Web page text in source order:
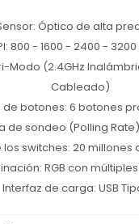
Óptico de alta
800 - 1600 - 2400 - 3200
Modo (2.4GHz
Cableado)
de botones: 6 botones
de sondeo (Polling
los switches: 20 millones
RGB con
Interfaz de carga: USB